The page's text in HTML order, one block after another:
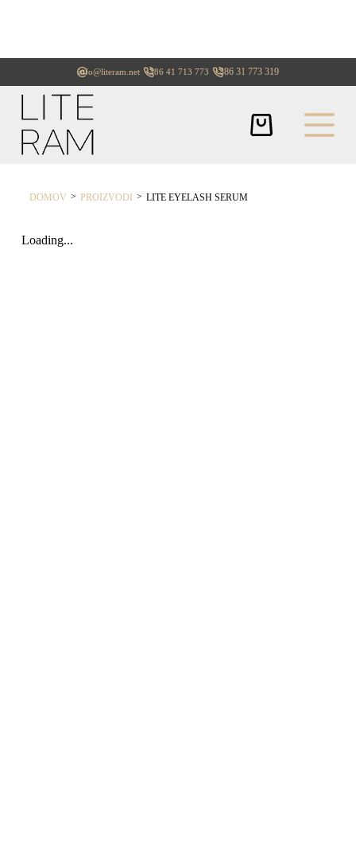
info@literam.net +386 41 713 773 +386 31 773 319
DOMOV > PROIZVODI > LITE EYELASH SERUM
Loading...